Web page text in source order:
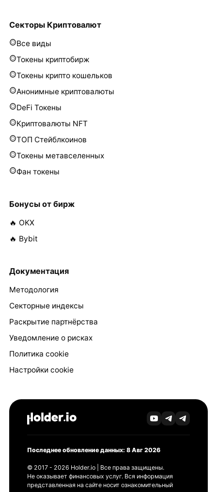
Секторы Криптовалют
Все виды
Токены криптобирж
Токены крипто кошельков
Анонимные криптовалюты
DeFi Токены
Криптовалюты NFT
ТОП Стейблкоинов
Токены метавселенных
Фан токены
Бонусы от бирж
🔥 OKX
🔥 Bybit
Документация
Методология
Секторные индексы
Раскрытие партнёрства
Уведомление о рисках
Политика cookie
Настройки cookie
Последнее обновление данных: 8 Авг 2026
© 2017 - 2026 Holder.io | Все права защищены.
Не оказывает финансовых услуг. Вся информация
представленная на сайте носит ознакомительный